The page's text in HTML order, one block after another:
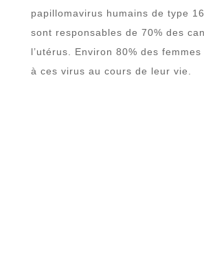
papillomavirus humains de type
sont responsables de 70% des
l’utérus. Environ 80% des
à ces virus au cours de leur vie.